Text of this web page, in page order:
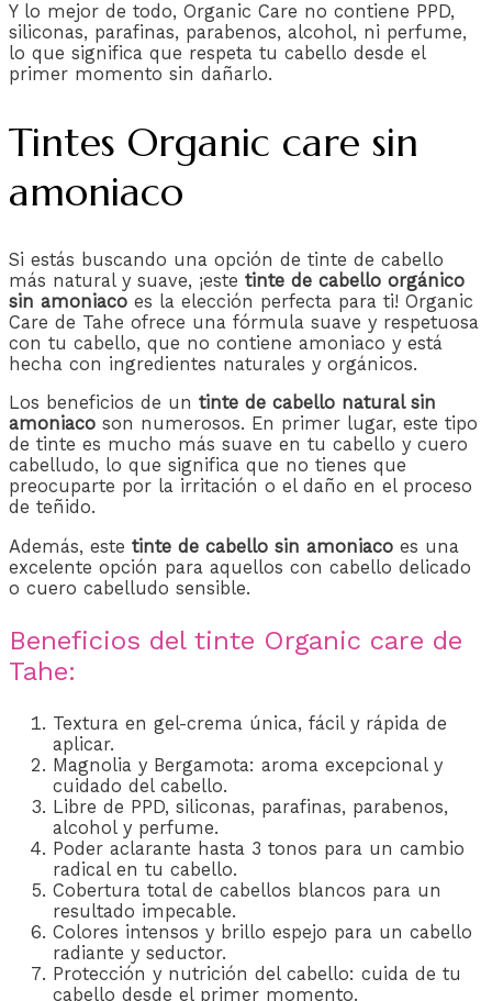
Y lo mejor de todo, Organic Care no contiene PPD,
siliconas, parafinas, parabenos, alcohol, ni perfume,
lo que significa que respeta tu cabello desde el
primer momento sin dañarlo.
Tintes Organic care sin
amoniaco
Si estás buscando una opción de tinte de cabello
más natural y suave, ¡este tinte de cabello orgánico
sin amoniaco es la elección perfecta para ti! Organic
Care de Tahe ofrece una fórmula suave y respetuosa
con tu cabello, que no contiene amoniaco y está
hecha con ingredientes naturales y orgánicos.
Los beneficios de un tinte de cabello natural sin
amoniaco son numerosos. En primer lugar, este tipo
de tinte es mucho más suave en tu cabello y cuero
cabelludo, lo que significa que no tienes que
preocuparte por la irritación o el daño en el proceso
de teñido.
Además, este tinte de cabello sin amoniaco es una
excelente opción para aquellos con cabello delicado
o cuero cabelludo sensible.
Beneficios del tinte Organic care de
Tahe:
Textura en gel-crema única, fácil y rápida de
aplicar.
Magnolia y Bergamota: aroma excepcional y
cuidado del cabello.
Libre de PPD, siliconas, parafinas, parabenos,
alcohol y perfume.
Poder aclarante hasta 3 tonos para un cambio
radical en tu cabello.
Cobertura total de cabellos blancos para un
resultado impecable.
Colores intensos y brillo espejo para un cabello
radiante y seductor.
Protección y nutrición del cabello: cuida de tu
cabello desde el primer momento.